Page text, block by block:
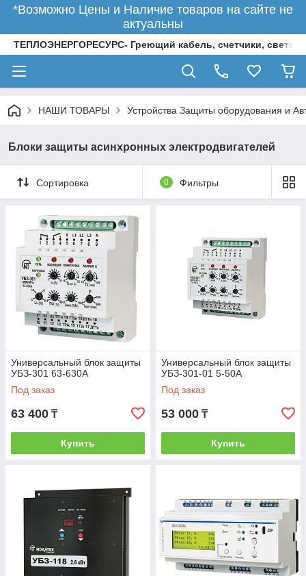
*Возможно Цены и Наличие товаров на сайте не
актуальны
ТЕПЛОЭНЕРГОРЕСУРС- Греющий кабель, счетчики,
НАШИ ТОВАРЫ Устройства Защиты оборудования и
Блоки защиты асинхронных электродвигателей
Сортировка 0 Фильтры
Универсальный блок защиты
УБЗ-301 63-630А
Под заказ
63 400 ₸
Купить
Универсальный блок защиты
УБЗ-301-01 5-50А
Под заказ
53 000 ₸
Купить